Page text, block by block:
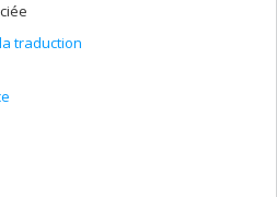
traduction